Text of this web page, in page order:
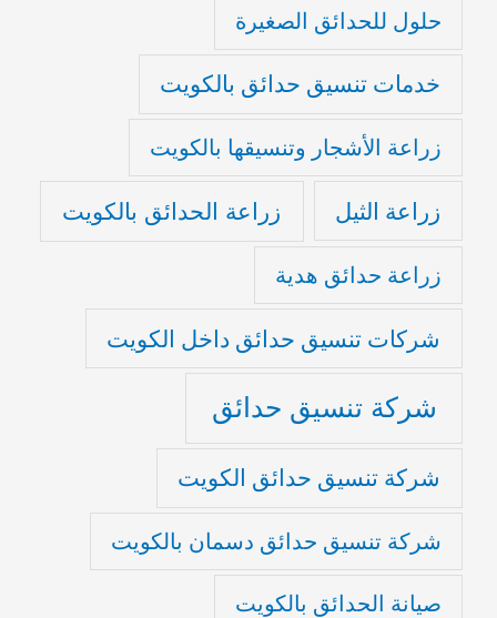
حلول للحدائق الصغيرة
خدمات تنسيق حدائق بالكويت
زراعة الأشجار وتنسيقها بالكويت
زراعة الثيل زراعة الحدائق بالكويت
زراعة حدائق هدية
شركات تنسيق حدائق داخل الكويت
شركة تنسيق حدائق
شركة تنسيق حدائق الكويت
شركة تنسيق حدائق دسمان بالكويت
صيانة الحدائق بالكويت